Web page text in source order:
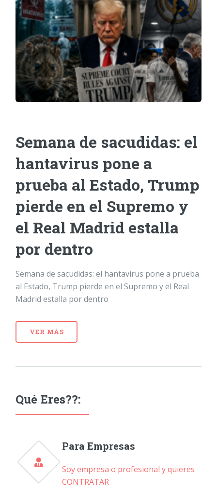
Semana de sacudidas: el
hantavirus pone a
prueba al Estado, Trump
pierde en el Supremo y
el Real Madrid estalla
por dentro
Semana de sacudidas: el hantavirus pone a prueba
al Estado, Trump pierde en el Supremo y el Real
Madrid estalla por dentro
VER MÁS
Qué Eres??:
Para Empresas
Soy empresa o profesional y quieres
CONTRATAR